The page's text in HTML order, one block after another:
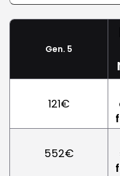
Gen. 5
121€
552€